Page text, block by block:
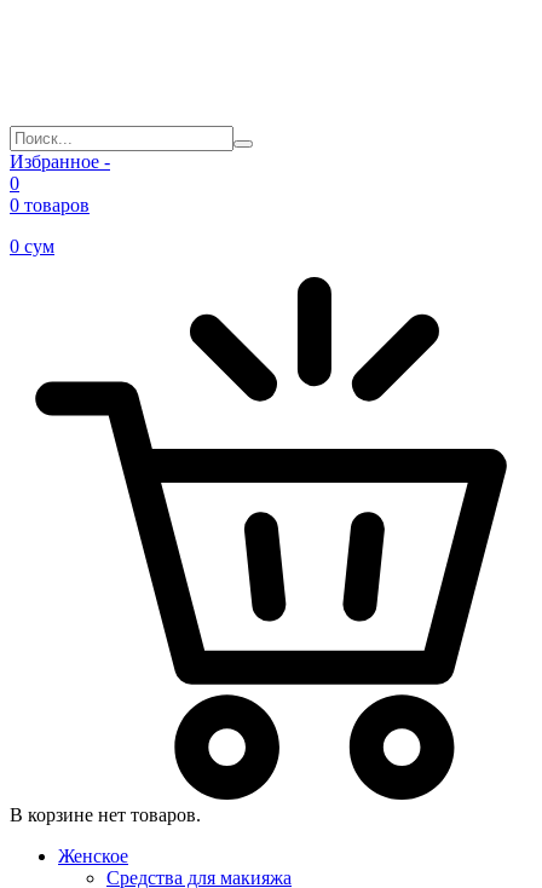
Избранное -
0
0 товаров
0 сум
В корзине нет товаров.
Женское
Средства для макияжа